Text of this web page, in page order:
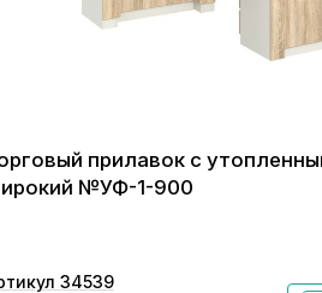
прилавок с
№УФ-1-900
34539